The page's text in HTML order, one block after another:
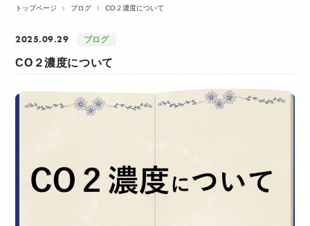
トップページ ブログ CO２濃度について
2025.09.29 ブログ
CO２濃度について